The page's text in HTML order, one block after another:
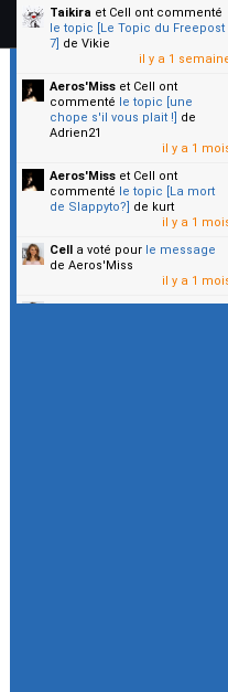
Taikira et Cell ont commenté
le topic [Le Topic du Freepost
7] de Vikie
il y a 1
Aeros'Miss et Cell ont
commenté le topic [une
chope s'il vous plait !] de
Adrien21
il y a 1
Aeros'Miss et Cell ont
commenté le topic [La mort
de Slappyto?] de kurt
il y a 1
Cell a voté pour le message
de Aeros'Miss
il y a 1
Cella voté pourle message